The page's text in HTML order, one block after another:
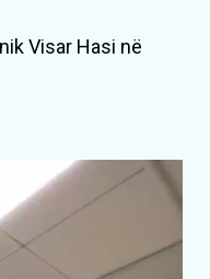
Visar Hasi në